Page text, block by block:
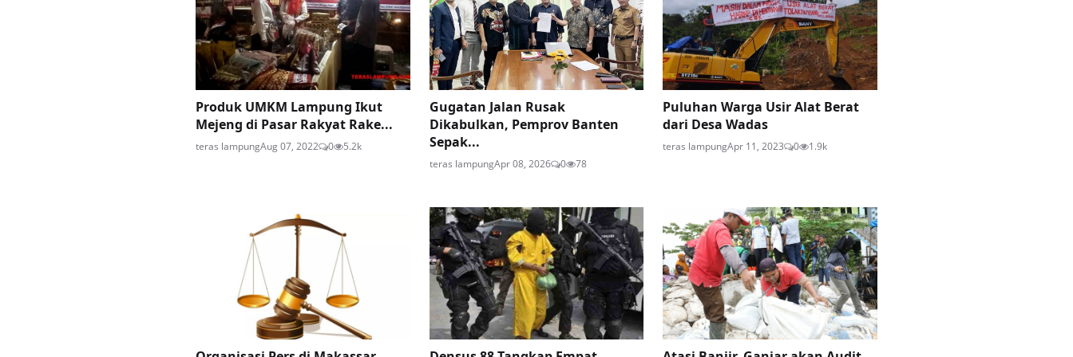
Produk UMKM Lampung Ikut
Mejeng di Pasar Rakyat Rake...
teras lampungAug 07, 2022 0 5.2k
Gugatan Jalan Rusak
Dikabulkan, Pemprov Banten
Sepak...
teras lampungApr 08, 2026 0 78
Puluhan Warga Usir Alat Berat
dari Desa Wadas
teras lampungApr 11, 2023 0 1.9k